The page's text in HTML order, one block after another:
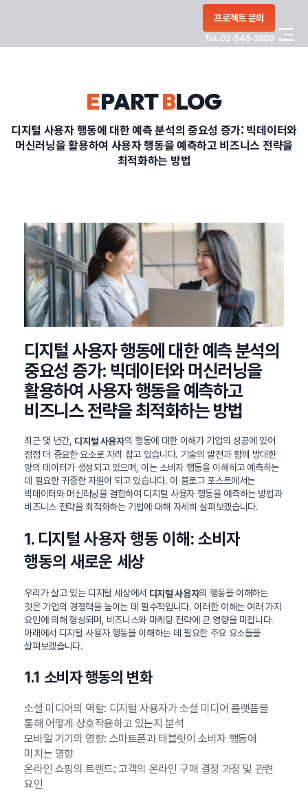
프로젝트 문의
Tel. 02-545-3800
PORTFOLIO
CONTACT
정부지원사업
EPARTBLOG
디지털 사용자 행동에 대한 예측 분석의 중요성 증가: 빅데이터와
머신러닝을 활용하여 사용자 행동을 예측하고 비즈니스 전략을
최적화하는 방법
디지털 사용자 행동에 대한 예측 분석의
중요성 증가: 빅데이터와 머신러닝을
활용하여 사용자 행동을 예측하고
비즈니스 전략을 최적화하는 방법
최근 몇 년간, 디지털 사용자의 행동에 대한 이해가 기업의 성공에 있어
점점 더 중요한 요소로 자리 잡고 있습니다. 기술의 발전과 함께 방대한
양의 데이터가 생성되고 있으며, 이는 소비자 행동을 이해하고 예측하는
데 필요한 귀중한 자원이 되고 있습니다. 이 블로그 포스트에서는
빅데이터와 머신러닝을 결합하여 디지털 사용자 행동을 예측하는 방법과
비즈니스 전략을 최적화하는 기법에 대해 자세히 살펴보겠습니다.
1. 디지털 사용자 행동 이해: 소비자
행동의 새로운 세상
우리가 살고 있는 디지털 세상에서 디지털 사용자의 행동을 이해하는
것은 기업의 경쟁력을 높이는 데 필수적입니다. 이러한 이해는 여러 가지
요인에 의해 형성되며, 비즈니스와 마케팅 전략에 큰 영향을 미칩니다.
아래에서 디지털 사용자 행동을 이해하는 데 필요한 주요 요소들을
살펴보겠습니다.
1.1 소비자 행동의 변화
소셜 미디어의 역할: 디지털 사용자가 소셜 미디어 플랫폼을
통해 어떻게 상호작용하고 있는지 분석
모바일 기기의 영향: 스마트폰과 태블릿이 소비자 행동에
미치는 영향
온라인 쇼핑의 트렌드: 고객의 온라인 구매 결정 과정 및 관련
요인